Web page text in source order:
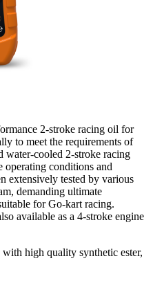
2-stroke racing oil for
to meet the requirements of
water-cooled 2-stroke racing
operating conditions and
extensively tested by various
demanding ultimate
for Go-kart racing.
available as a 4-stroke engine
high quality synthetic ester,